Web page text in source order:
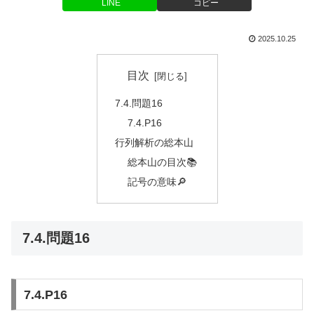
LINE コピー
2025.10.25
目次
7.4.問題16
7.4.P16
行列解析の総本山
総本山の目次📚
記号の意味🔎
7.4.問題16
7.4.P16